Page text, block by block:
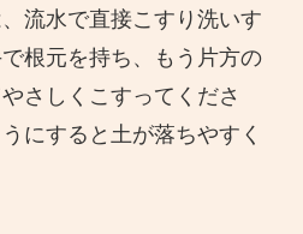
流水で直接こすり洗いす
根元を持ち、もう片方の
さしくこすってくださ
にすると土が落ちやすく